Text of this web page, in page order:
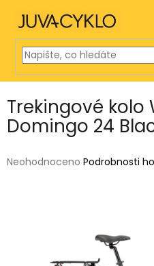
obsah
Trekingové kolo
Domingo 24
Průměrné
Neohodnoceno Podrobnosti